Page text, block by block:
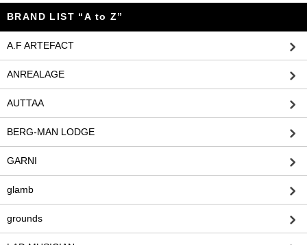
BRAND LIST “A to Z”
A.F ARTEFACT
ANREALAGE
AUTTAA
BERG-MAN LODGE
GARNI
glamb
grounds